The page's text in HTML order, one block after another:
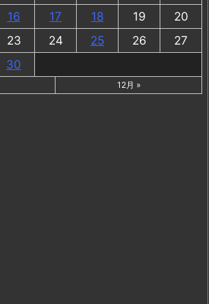
16 17 18 19
20
23 24 25 26
27
30
12月 »